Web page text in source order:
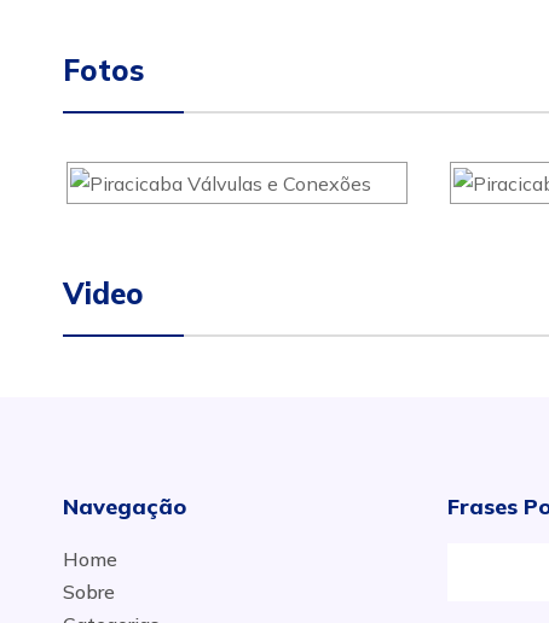
Fotos
Video
Navegação
Home
Sobre
Frases